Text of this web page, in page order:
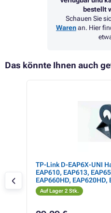
bestellt
Schauen Sie
Warenan. Hier
Das könnte Ihnen auch
TP-Link D-EAP6X-UNI
EAP610, EAP613,
EAP660HD, EAP620HD,
EAP673, EAP683, EAP787
Auf Lager 2 Stk.